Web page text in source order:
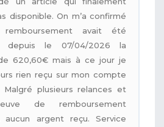
disponible. On m’a confirmé
avait été
depuis le 07/04/2026 la
620,60€ mais à ce jour je
rien reçu sur mon compte
Malgré plusieurs relances et
de remboursement
aucun argent reçu. Service